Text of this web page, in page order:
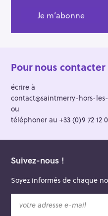
Pour nous contacter
écrire à
contact@saintmerry-hors-
ou
téléphoner au +33 (0)9 72 12
Suivez-nous !
Soyez informés de chaque